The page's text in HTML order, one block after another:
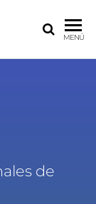
MENÚ
de